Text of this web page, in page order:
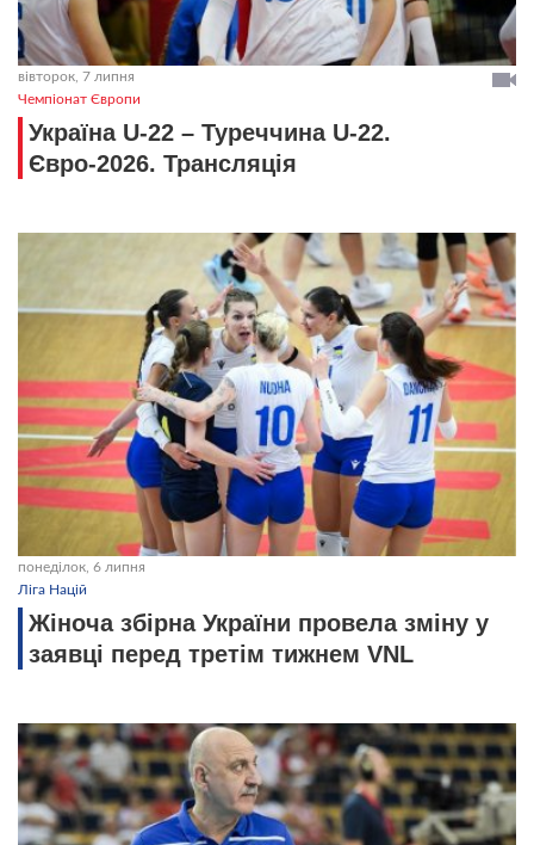
вівторок, 7 липня
Чемпіонат Європи
Україна U-22 – Туреччина U-22.
Євро-2026. Трансляція
понеділок, 6 липня
Ліга Націй
Жіноча збірна України провела зміну у
заявці перед третім тижнем VNL